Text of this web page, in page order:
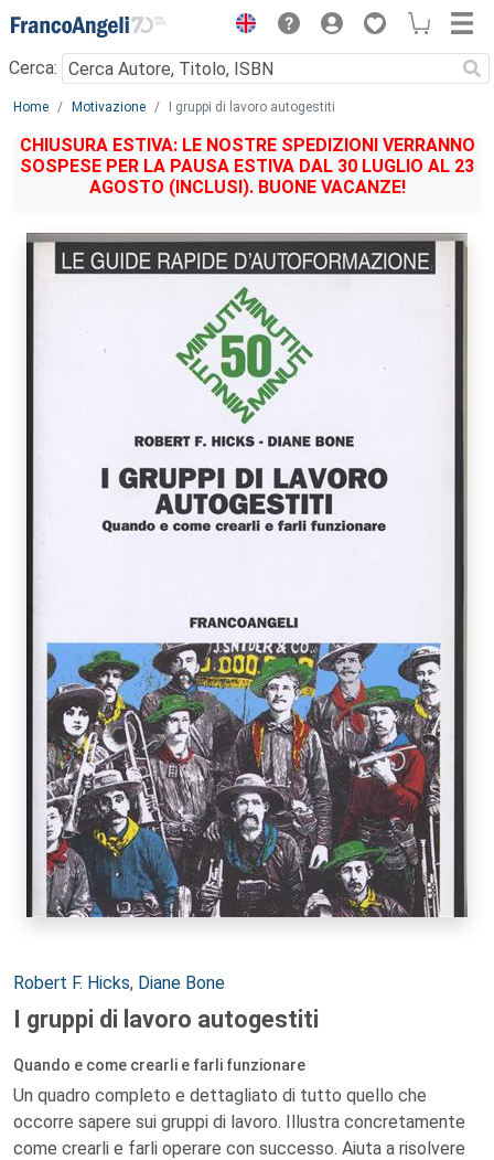
Menu
Cerca:
Main content
Home Motivazione I gruppi di lavoro autogestiti
CHIUSURA ESTIVA: LE NOSTRE SPEDIZIONI VERRANNO
SOSPESE PER LA PAUSA ESTIVA DAL 30 LUGLIO AL 23
AGOSTO (INCLUSI). BUONE VACANZE!
Autori:
Robert F. Hicks, Diane Bone
I gruppi di lavoro autogestiti
Quando e come crearli e farli funzionare
Un quadro completo e dettagliato di tutto quello che
occorre sapere sui gruppi di lavoro. Illustra concretamente
come crearli e farli operare con successo. Aiuta a risolvere